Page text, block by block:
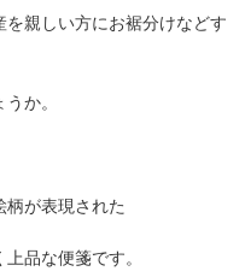
親しい方にお裾分けなどす
か。
柄が表現された
品な便箋です。